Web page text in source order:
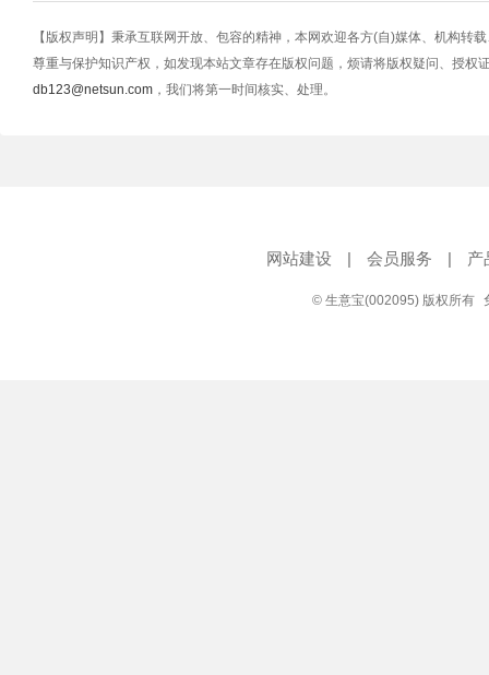
【版权声明】秉承互联网开放、包容的精神，本网欢迎各方(自)媒体、机构转
尊重与保护知识产权，如发现本站文章存在版权问题，烦请将版权疑问、授权
db123@netsun.com ，我们将第一时间核实、处理。
网站建设 | 会员服务 | 产
© 生意宝(002095) 版权所有